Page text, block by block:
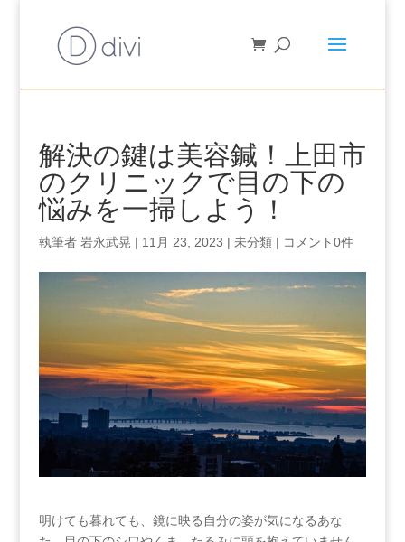
解決の鍵は美容鍼！上田市
のクリニックで目の下の
悩みを一掃しよう！
執筆者 岩永武晃 | 11月 23, 2023 | 未分類| コメント0件
明けても暮れても、鏡に映る自分の姿が気になるあな